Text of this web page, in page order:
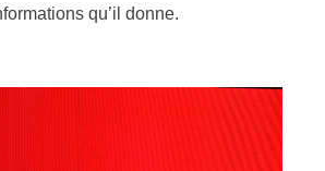
qu’il donne.